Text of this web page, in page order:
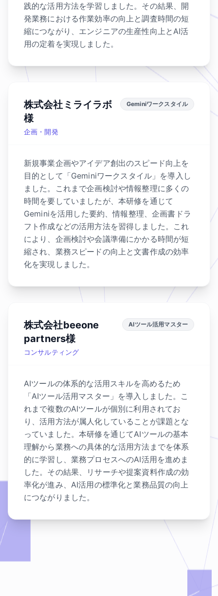
践的な活用方法を学習しました。その結果、開
発業務における作業効率の向上と調査時間の短
縮につながり、エンジニアの生産性向上とAI活
用の定着を実現しました。
株式会社ミライラボ
様
企画・開発
Geminiワークスタイル
新規事業企画やアイデア創出のスピード向上を
目的として「Geminiワークスタイル」を導入し
ました。これまで企画検討や情報整理に多くの
時間を要していましたが、本研修を通じて
Geminiを活用した要約、情報整理、企画書ドラ
フト作成などの活用方法を習得しました。これ
により、企画検討や会議準備にかかる時間が短
縮され、業務スピードの向上と文書作成の効率
化を実現しました。
株式会社beeone
partners様
コンサルティング
AIツール活用マスター
AIツールの体系的な活用スキルを高めるため
「AIツール活用マスター」を導入しました。こ
れまで複数のAIツールが個別に利用されてお
り、活用方法が属人化していることが課題とな
っていました。本研修を通じてAIツールの基本
理解から業務への具体的な活用方法までを体系
的に学習し、業務プロセスへのAI活用を進めま
した。その結果、リサーチや提案資料作成の効
率化が進み、AI活用の標準化と業務品質の向上
につながりました。